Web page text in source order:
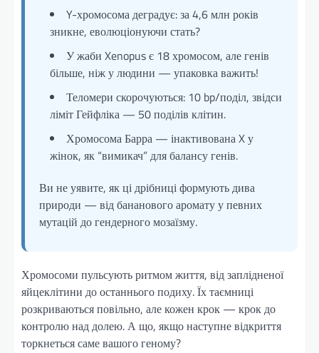
Y-хромосома деградує: за 4,6 млн років
зникне, еволюціонуючи стать?
У жаби Xenopus є 18 хромосом, але генів
більше, ніж у людини — упаковка важить!
Теломери скорочуються: 10 bp/поділ, звідси
ліміт Гейфліка — 50 поділів клітин.
Хромосома Барра — інактивована X у
жінок, як “вимикач” для балансу генів.
Ви не уявите, як ці дрібниці формують дива
природи — від бананового аромату у певних
мутацій до гендерного мозаїзму.
Хромосоми пульсують ритмом життя, від заплідненої
яйцеклітини до останнього подиху. Їх таємниці
розкриваються повільно, але кожен крок — крок до
контролю над долею. А що, якщо наступне відкриття
торкнеться саме вашого геному?